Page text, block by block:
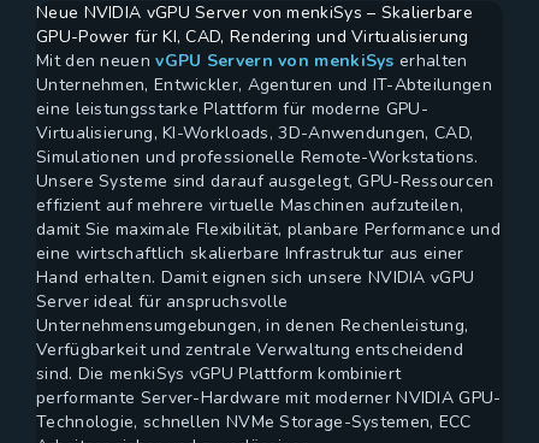
Neue NVIDIA vGPU Server von menkiSys – Skalierbare
GPU-Power für KI, CAD, Rendering und Virtualisierung
Mit den neuenvGPU Servern von menkiSys erhalten
Unternehmen, Entwickler, Agenturen und IT-Abteilungen
eine leistungsstarke Plattform für moderne GPU-
Virtualisierung, KI-Workloads, 3D-Anwendungen, CAD,
Simulationen und professionelle Remote-Workstations.
Unsere Systeme sind darauf ausgelegt, GPU-Ressourcen
effizient auf mehrere virtuelle Maschinen aufzuteilen,
damit Sie maximale Flexibilität, planbare Performance und
eine wirtschaftlich skalierbare Infrastruktur aus einer
Hand erhalten. Damit eignen sich unsere NVIDIA vGPU
Server ideal für anspruchsvolle
Unternehmensumgebungen, in denen Rechenleistung,
Verfügbarkeit und zentrale Verwaltung entscheidend
sind. Die menkiSys vGPU Plattform kombiniert
performante Server-Hardware mit moderner NVIDIA GPU-
Technologie, schnellen NVMe Storage-Systemen, ECC